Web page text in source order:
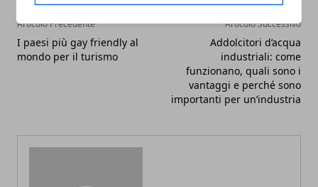
Articolo Precedente
I paesi più gay friendly al
mondo per il turismo
Articolo Successivo
Addolcitori d’acqua
industriali: come
funzionano, quali sono i
vantaggi e perché sono
importanti per un’industria